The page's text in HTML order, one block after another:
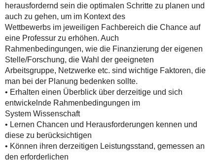
herausfordernd sein die optimalen Schritte zu planen und
auch zu gehen, um im Kontext des
Wettbewerbs im jeweiligen Fachbereich die Chance auf
eine Professur zu erhöhen. Auch
Rahmenbedingungen, wie die Finanzierung der eigenen
Stelle/Forschung, die Wahl der geeigneten
Arbeitsgruppe, Netzwerke etc. sind wichtige Faktoren, die
man bei der Planung bedenken sollte.
• Erhalten einen Überblick über derzeitige und sich
entwickelnde Rahmenbedingungen im
System Wissenschaft
• Lernen Chancen und Herausforderungen kennen und
diese zu berücksichtigen
• Können ihren derzeitigen Leistungsstand, gemessen an
den erforderlichen